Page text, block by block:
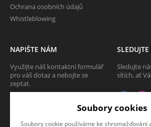
Ochrana osobních údajů
Whistleblowing
NAPIŠTE NÁM
Využijte náš kontaktní formulář
pro váš dotaz a nebojte se
zeptat.
Sledujte
sítích, ať
Soubory cookies
Soubory cookie používáme ke shromažďování